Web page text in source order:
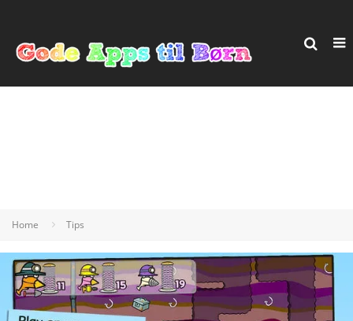
Home Tips